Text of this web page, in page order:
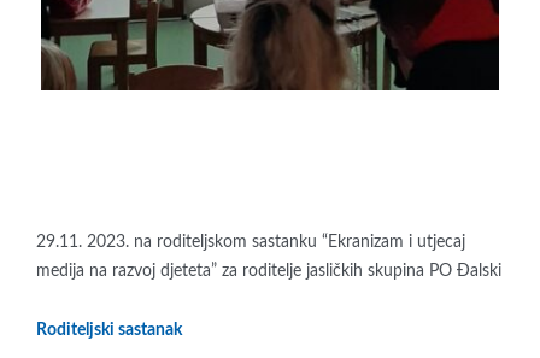
29.11. 2023. na roditeljskom sastanku “Ekranizam i utjecaj
medija na razvoj djeteta” za roditelje jasličkih skupina PO Đalski
Roditeljski sastanak